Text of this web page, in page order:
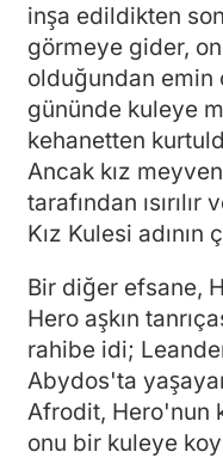
inşa edildikten
görmeye gider,
olduğundan emin
gününde kuleye
kehanetten
Ancak kız
tarafından
Kız Kulesi adının
Bir diğer efsane,
Hero aşkın
rahibe idi; Leander
Abydos'ta
Afrodit, Hero'nun
onu bir kuleye